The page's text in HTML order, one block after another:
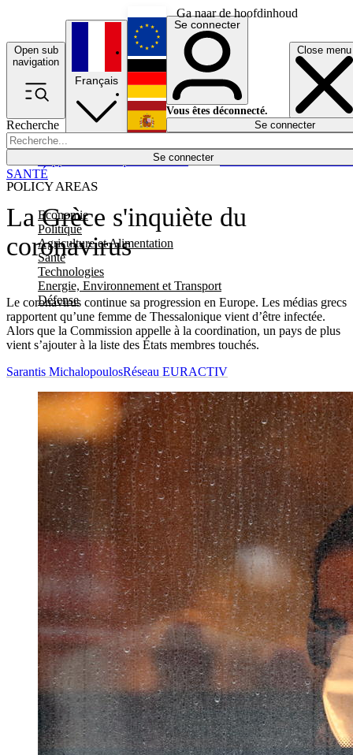
Ga naar de hoofdinhoud
Open sub
navigation
Close menu
Recherche
Se connecter
POLICY AREAS
Economie
Politique
Agriculture et Alimentation
Santé
Technologies
Energie, Environnement et Transport
Défense
Économie
Français
English
Deutsch
Español
Se connecter
Vous êtes déconnecté.
Se connecter
La Grèce s'inquiète du
coronavirus
Le coronavirus continue sa progression en Europe. Les médias grecs
rapportent qu’une femme de Thessalonique vient d’être infectée.
Alors que la Commission appelle à la coordination, un pays de plus
vient s’ajouter à la liste des États membres touchés.
SANTÉ
Sarantis MichalopoulosRéseau EURACTIV